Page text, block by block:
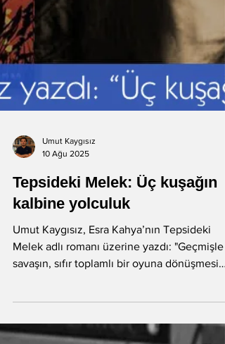
Umut Kaygısız
kalbine yolculuk